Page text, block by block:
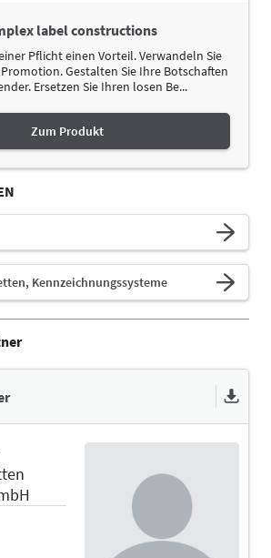
label constructions
Pflicht einen Vorteil. Verwandeln Sie
Gestalten Sie Ihre Botschaften
Ersetzen Sie Ihren losen Be...
Zum Produkt
Kennzeichnungssysteme